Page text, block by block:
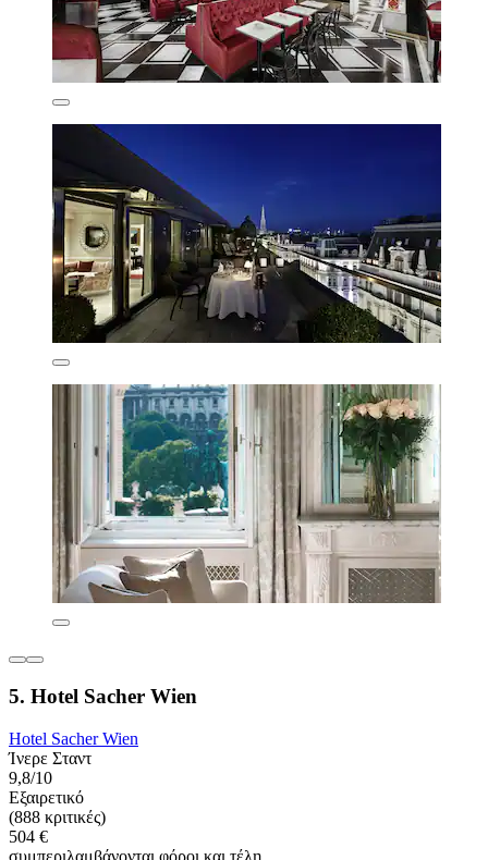
5. Hotel Sacher Wien
Hotel Sacher Wien
Ίνερε Σταντ
9,8/10
Εξαιρετικό
(888 κριτικές)
504 €
συμπεριλαμβάνονται φόροι και τέλη